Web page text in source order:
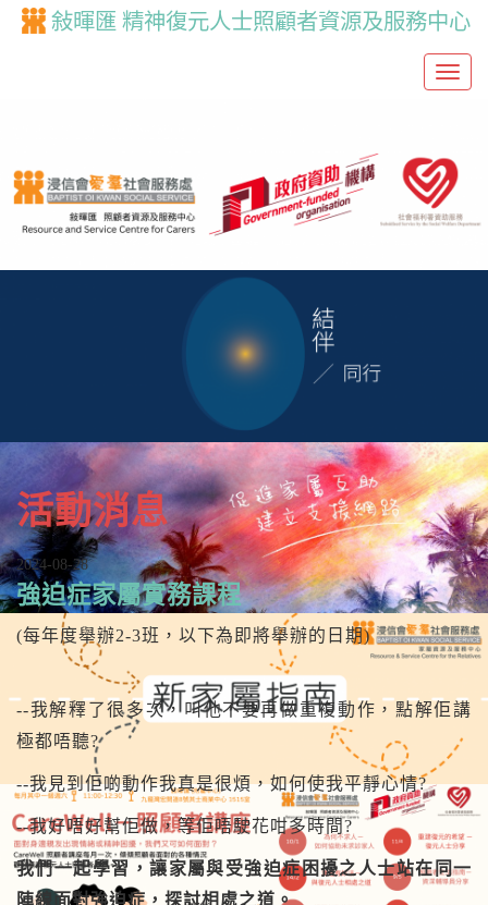
敍暉匯 精神復元人士照顧者資源及服務中心
T
g
l
o
n
活動消息
2024-08-28
強迫症家屬實務課程
(每年度舉辦2-3班，以下為即將舉辦的日期)
--我解釋了很多次，叫他不要再做重複動作，點解佢講
極都唔聽?
--我見到佢啲動作我真是很煩，如何使我平靜心情?
--我好唔好幫佢做，等佢唔駛花咁多時間?
我們一起學習，讓家屬與受強迫症困擾之人士站在同一
陣線面對強迫症，探討相處之道。